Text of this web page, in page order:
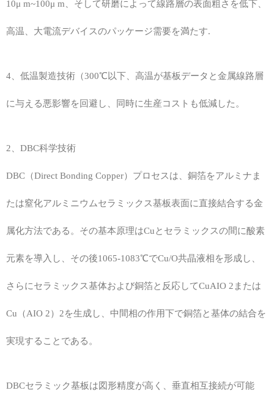
10μ m~100μ m、そして研磨によって線路層の表面粗さを低下、
高温、大電流デバイスのパッケージ需要を満たす.
4、低温製造技術（300℃以下、高温が基板データと金属線路層
に与える悪影響を回避し、同時に生産コストも低減した。
2、DBC科学技術
DBC（Direct Bonding Copper）プロセスは、銅箔をアルミナま
たは窒化アルミニウムセラミックス基板表面に直接結合する金
属化方法である。その基本原理はCuとセラミックスの間に酸素
元素を導入し、その後1065-1083℃でCu/O共晶液相を形成し、
さらにセラミックス基体および銅箔と反応してCuAIO 2または
Cu（AIO 2）2を生成し、中間相の作用下で銅箔と基体の結合を
実現することである。
DBCセラミック基板は図形精度が高く、垂直相互接続が可能